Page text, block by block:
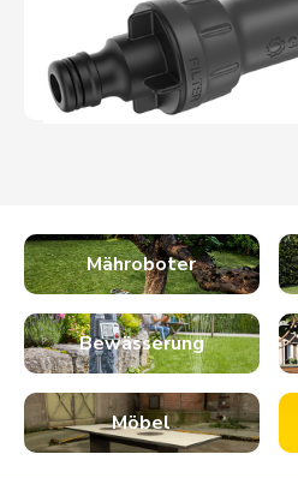
Mähroboter
Bewässerung
Möbel